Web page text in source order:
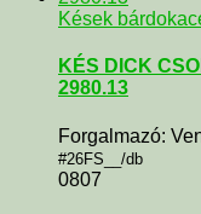
Kések
KÉS DICK
2980.13
Forgalmazó:
#26FS__/db
0807